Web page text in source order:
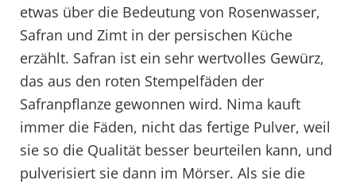
etwas über die Bedeutung von Rosenwasser,
Safran und Zimt in der persischen Küche
erzählt. Safran ist ein sehr wertvolles Gewürz,
das aus den roten Stempelfäden der
Safranpflanze gewonnen wird. Nima kauft
immer die Fäden, nicht das fertige Pulver, weil
sie so die Qualität besser beurteilen kann, und
pulverisiert sie dann im Mörser. Als sie die